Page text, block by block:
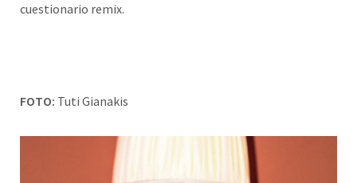
cuestionario remix.
FOTO: Tuti Gianakis